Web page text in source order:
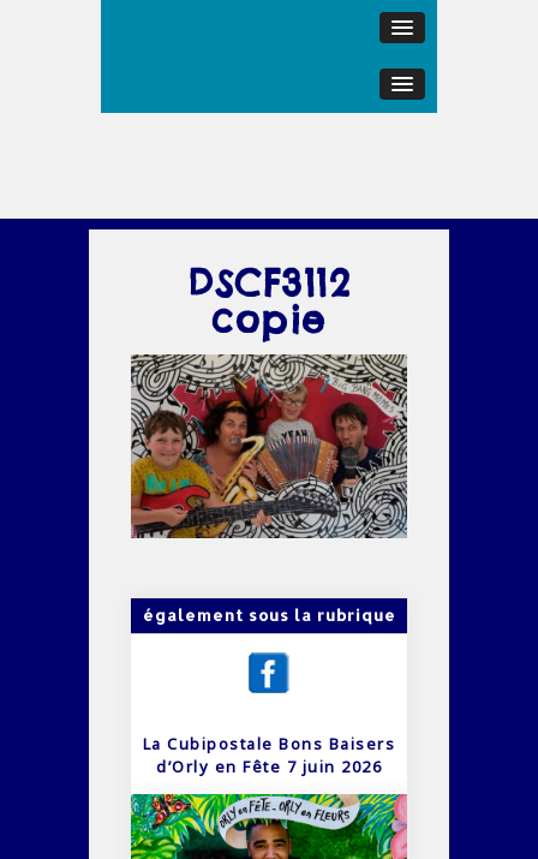
DSCF3112
copie
également sous la rubrique
La Cubipostale Bons Baisers
d’Orly en Fête 7 juin 2026